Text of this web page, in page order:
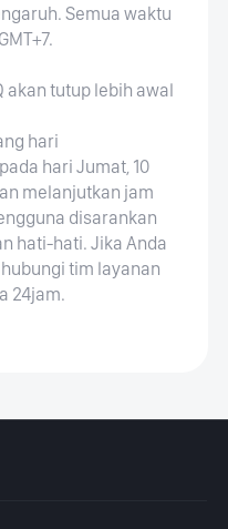
Semua waktu
akan tutup lebih awal
hari
hari Jumat, 10
melanjutkan jam
disarankan
hati-hati. Jika Anda
tim layanan
24jam.